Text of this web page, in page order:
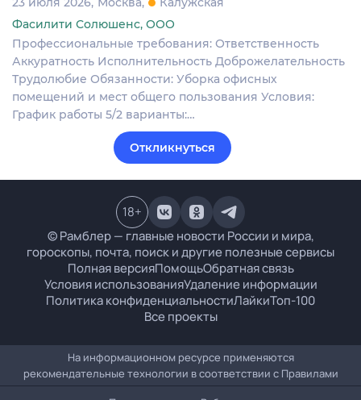
Фасилити Солюшенс, ООО
Профессиональные требования: Ответственность
Аккуратность Исполнительность Доброжелательность
Трудолюбие Обязанности: Уборка офисных
помещений и мест общего пользования Условия:
График работы 5/2 варианты:…
Откликнуться
© Рамблер — главные новости России и мира,
гороскопы, почта, поиск и другие полезные сервисы
Полная версияПомощьОбратная связь
Условия использованияУдаление информации
Политика конфиденциальностиЛайкиТоп-100
Все проекты
18+
На информационном ресурсе применяются
рекомендательные технологии в соответствии с Правилами